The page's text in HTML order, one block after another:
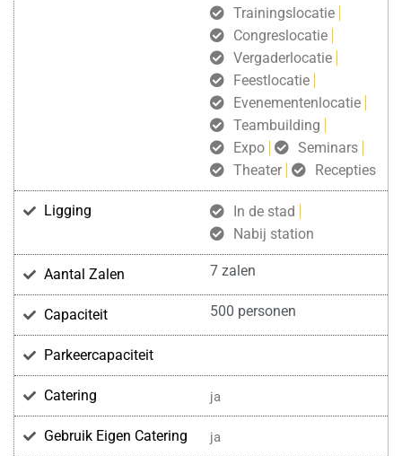
Trainingslocatie
Congreslocatie
Vergaderlocatie
Feestlocatie
Evenementenlocatie
Teambuilding
Expo
Seminars
Theater
Recepties
Ligging
In de stad
Nabij station
Aantal Zalen 7 zalen
Capaciteit 500 personen
Parkeercapaciteit
Catering ja
Gebruik Eigen Catering ja